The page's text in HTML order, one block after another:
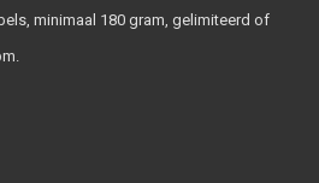
minimaal 180 gram, gelimiteerd of